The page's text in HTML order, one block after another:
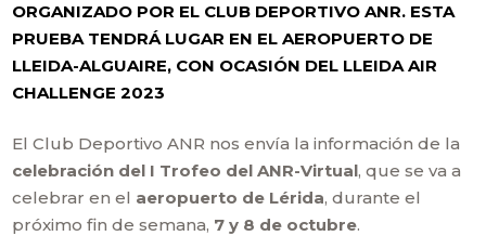
ORGANIZADO POR EL CLUB DEPORTIVO ANR. ESTA
PRUEBA TENDRÁ LUGAR EN EL AEROPUERTO DE
LLEIDA-ALGUAIRE, CON OCASIÓN DEL LLEIDA AIR
CHALLENGE 2023
El Club Deportivo ANR nos envía la información de la
celebración del I Trofeo del ANR-Virtual, que se va a
celebrar en el aeropuerto de Lérida, durante el
próximo fin de semana, 7 y 8 de octubre.